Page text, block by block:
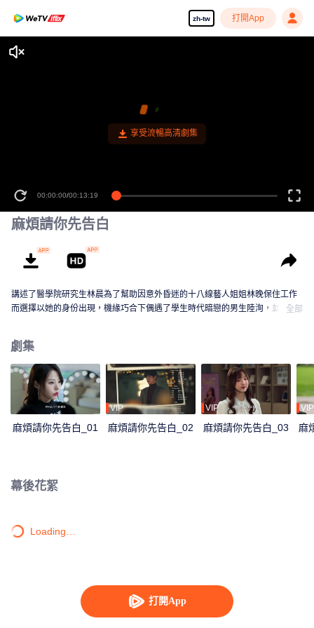
zh-tw 打開App
打開App
享受流暢高清劇集
00:00:00/00:13:19
麻煩請你先告白
講述了醫學院研究生林晨為了幫助因意外昏迷的十八線藝人姐姐林晚保住工作
而選擇以她的身份出現，機緣巧合下偶遇了學生時代暗戀的男生陸洵，並與之
全部
劇集
麻煩請你先告白_01
VIP
麻煩請你先告白_02
VIP
麻煩請你先告白_03
VIP
麻
幕後花絮
Loading…